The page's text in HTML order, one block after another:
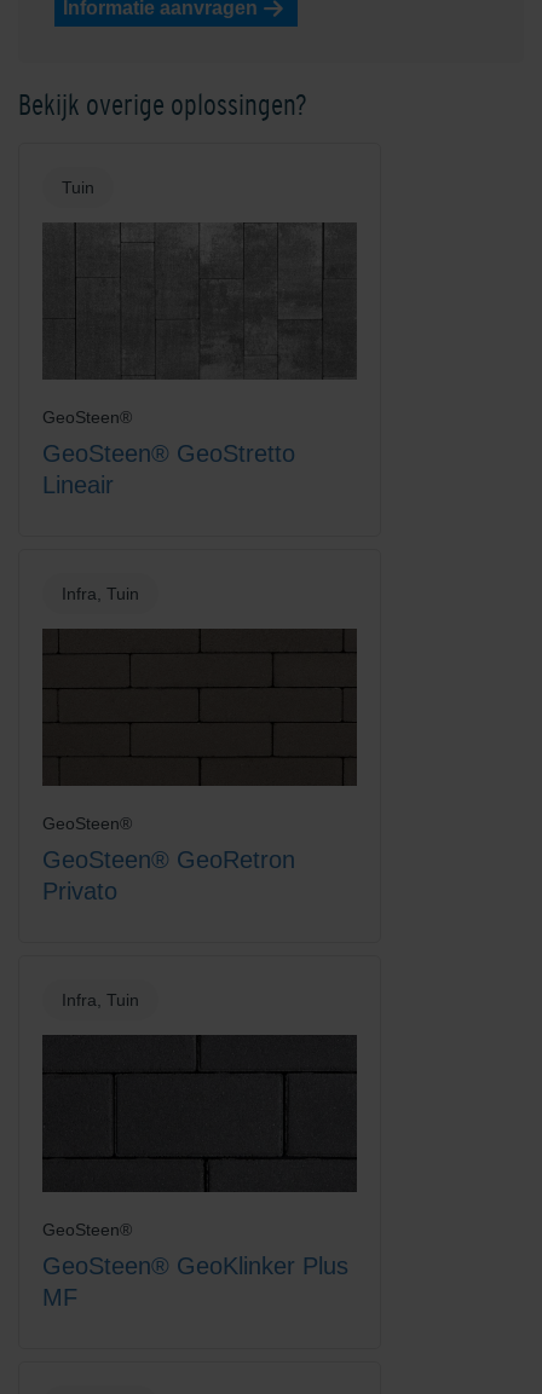
Kobalt
Rood-Zwart
Rood/Zwart genuanceerd
Informatie aanvragen
Bekijk overige oplossingen?
Tuin
GeoSteen®
GeoSteen® GeoStretto
Lineair
Infra, Tuin
GeoSteen®
GeoSteen® GeoRetron
Privato
Infra, Tuin
GeoSteen®
GeoSteen® GeoKlinker Plus
MF